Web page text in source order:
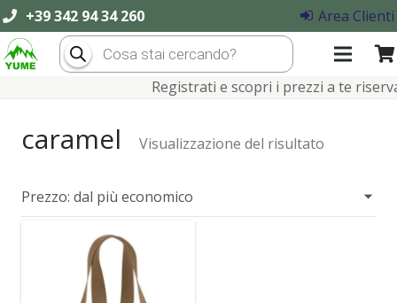
+39 342 94 34 260
Area Clienti
Products
search
Registrati e scopri i prezzi a te
caramel Visualizzazione del risultato